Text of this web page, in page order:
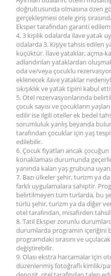
doğrultusunda olmasına özen
gerçekleşmesi otele giriş
Eksper tarafından garanti
4. 3 kişilik odalarda ilave yatak
odalarda 3. Kişiye tahsis edilen
küçüktür. İlave yataklar, açma-
adlandırılan yataklardan
oda ve/veya çocuklu
eklenecek ilave yataklar
sıkışıklık ve yatak tipini kabul
5. Otel rezervasyonlarında
çocuk sayısı ve çocukların
edilir ise ilgili oteller ek bedel
sorumluluk yanlış beyanda
tarafından çocuklar için yaş
edilebilir.
6. Çocuk fiyatları ancak
konaklaması durumunda
yanında kalan yaş grubuna
7. Bazı ülkeler şehir, turizm ya
farklı uygulamalara sahiptir.
belirtilmeyen tüm turlarda, bu
türlü şehir, turizm ya da diğer
otel tarafından, misafirden
8. Tatil Eksper zorunlu
durumlarda programın içeriğini
programdaki sırasını ve
değiştirebilir.
9. Olası ekstra harcamalar için
düzenlenmiş fotoğraflı kimlik/